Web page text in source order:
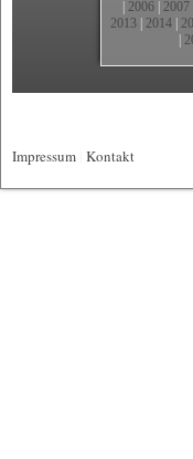
2006 2007
2013 2014
Impressum Kontakt